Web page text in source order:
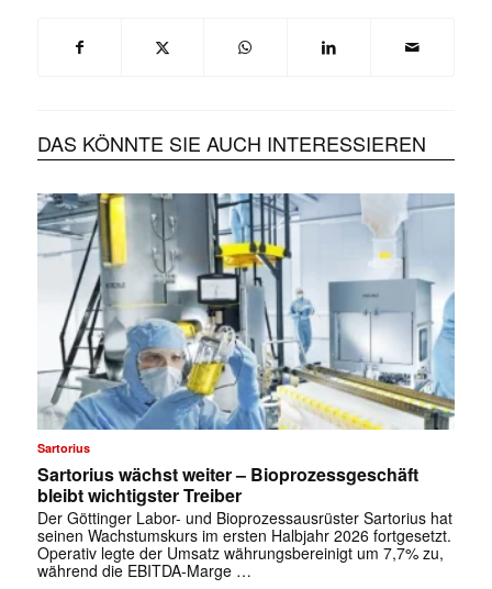
DAS KÖNNTE SIE AUCH INTERESSIEREN
Sartorius
Sartorius wächst weiter – Bioprozessgeschäft
bleibt wichtigster Treiber
Der Göttinger Labor- und Bioprozessausrüster Sartorius hat
seinen Wachstumskurs im ersten Halbjahr 2026 fortgesetzt.
Operativ legte der Umsatz währungsbereinigt um 7,7% zu,
während die EBITDA-Marge …